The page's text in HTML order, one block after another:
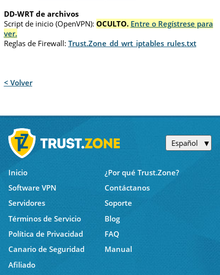
DD-WRT de archivos
Script de inicio (OpenVPN): OCULTO. Entre o Regístrese para
ver.
Reglas de Firewall: Trust.Zone_dd_wrt_iptables_rules.txt
< Volver
Español
Inicio
¿Por qué Trust.Zone?
Software VPN
Contáctanos
Servidores
Soporte
Términos de Servicio
Blog
Política de Privacidad
FAQ
Canario de Seguridad
Manual
Afiliado